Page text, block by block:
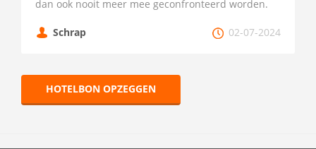
dan ook nooit meer mee geconfronteerd worden.
Schrap 02-07-2024
HOTELBON OPZEGGEN